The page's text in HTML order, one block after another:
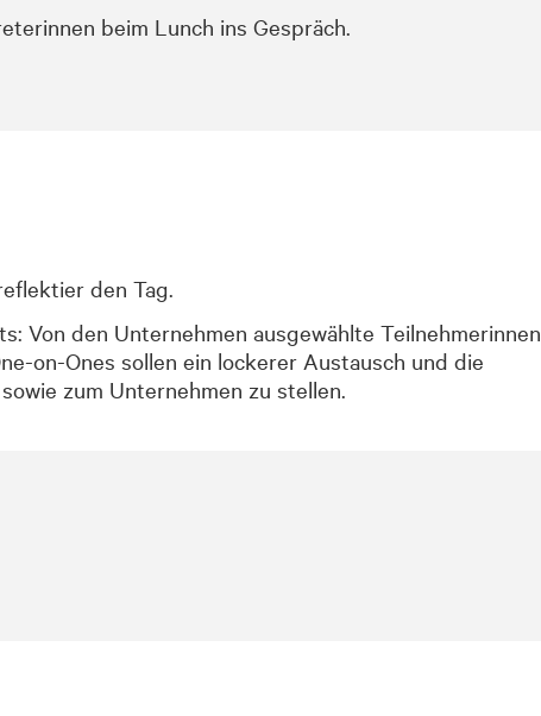
beim Lunch ins Gespräch.
den Tag.
Von den Unternehmen ausgewählte Teilnehmerinnen
on-Ones sollen ein lockerer Austausch und die
zum Unternehmen zu stellen.